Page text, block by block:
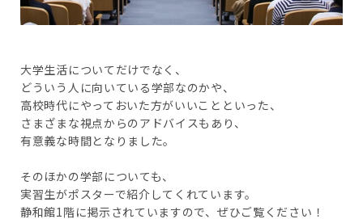
大学生活についてだけでなく、
どういう人に向いている学部なのかや、
高校時代にやっておいた方がいいことといった、
さまざまな視点からのアドバイスもあり、
有意義な時間となりました。
そのほかの学部についても、
実習生がポスターで紹介してくれています。
静和館1階に掲示されていますので、ぜひご覧ください！